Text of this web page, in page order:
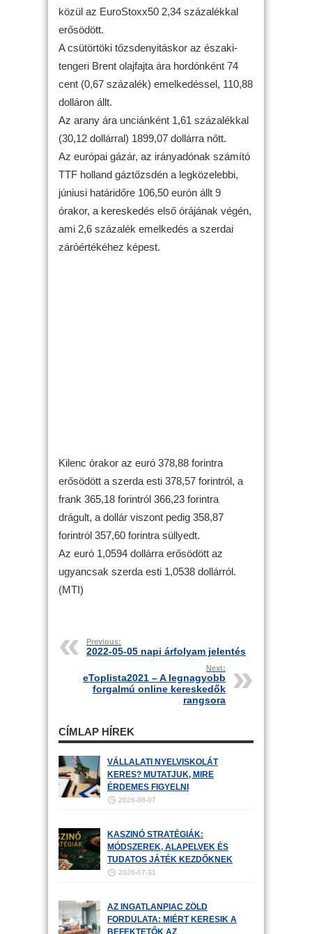
közül az EuroStoxx50 2,34 százalékkal
erősödött.
A csütörtöki tőzsdenyitáskor az északi-
tengeri Brent olajfajta ára hordónként 74
cent (0,67 százalék) emelkedéssel, 110,88
dolláron állt.
Az arany ára unciánként 1,61 százalékkal
(30,12 dollárral) 1899,07 dollárra nőtt.
Az európai gázár, az irányadónak számító
TTF holland gáztőzsdén a legközelebbi,
júniusi határidőre 106,50 eurón állt 9
órakor, a kereskedés első órájának végén,
ami 2,6 százalék emelkedés a szerdai
záróértékéhez képest.
Kilenc órakor az euró 378,88 forintra
erősödött a szerda esti 378,57 forintról, a
frank 365,18 forintról 366,23 forintra
drágult, a dollár viszont pedig 358,87
forintról 357,60 forintra süllyedt.
Az euró 1,0594 dollárra erősödött az
ugyancsak szerda esti 1,0538 dollárról.
(MTI)
Previous:
2022-05-05 napi árfolyam jelentés
Next:
eToplista2021 – A legnagyobb
forgalmú online kereskedők
rangsora
CÍMLAP HÍREK
VÁLLALATI NYELVISKOLÁT
KERES? MUTATJUK, MIRE
ÉRDEMES FIGYELNI
2026-08-07
KASZINÓ STRATÉGIÁK:
MÓDSZEREK, ALAPELVEK ÉS
TUDATOS JÁTÉK KEZDŐKNEK
2026-07-31
AZ INGATLANPIAC ZÖLD
FORDULATA: MIÉRT KERESIK A
BEFEKTETŐK AZ